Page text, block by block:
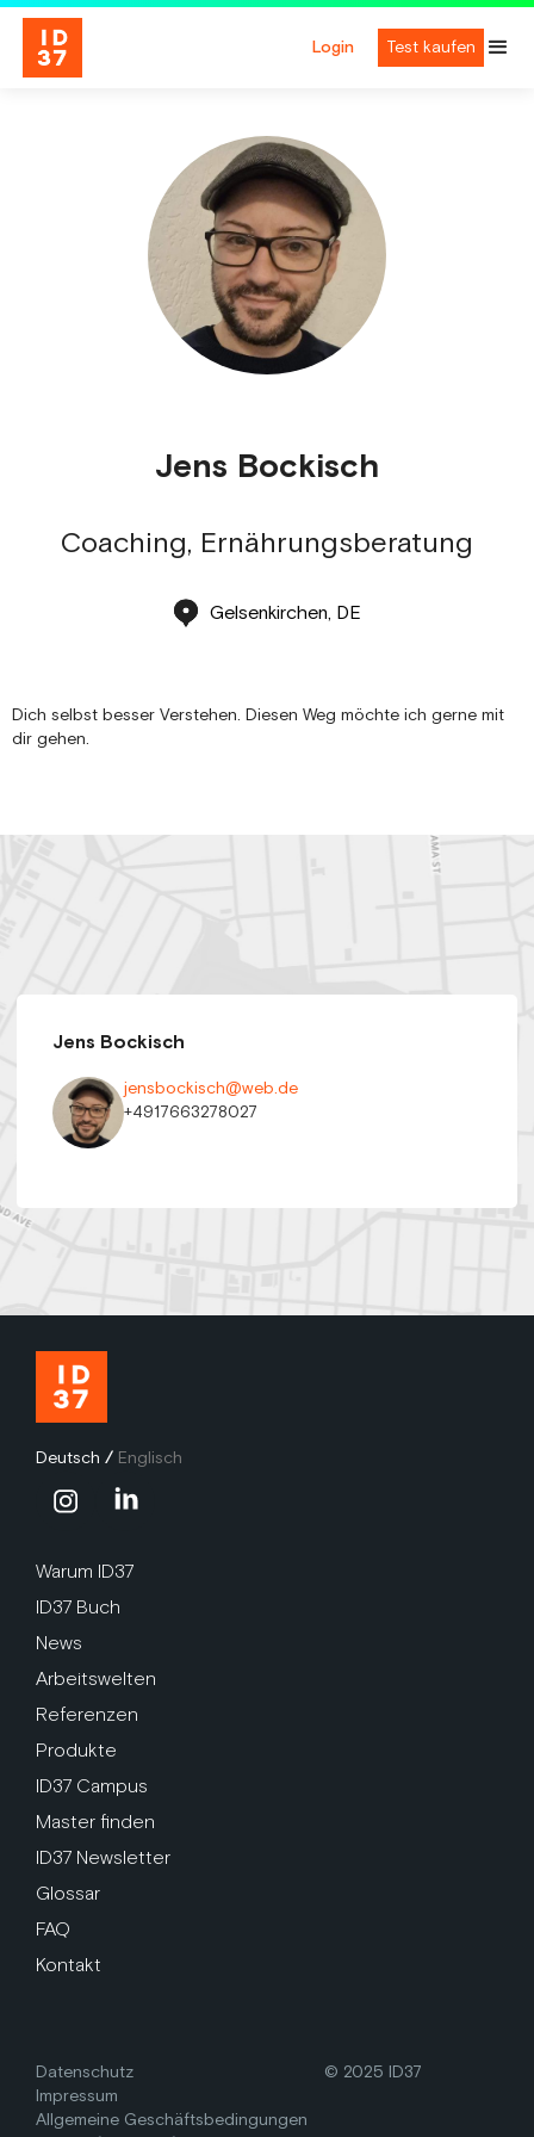
Login Test kaufen
Jens Bockisch
Coaching, Ernährungsberatung
Gelsenkirchen, DE
Dich selbst besser Verstehen. Diesen Weg möchte ich gerne mit
dir gehen.
Jens Bockisch
jensbockisch@web.de
+4917663278027
Deutsch / Englisch
Warum ID37
ID37 Buch
News
Arbeitswelten
Referenzen
Produkte
ID37 Campus
Master finden
ID37 Newsletter
Glossar
FAQ
Kontakt
Datenschutz
Impressum
Allgemeine Geschäftsbedingungen
© 2025 ID37